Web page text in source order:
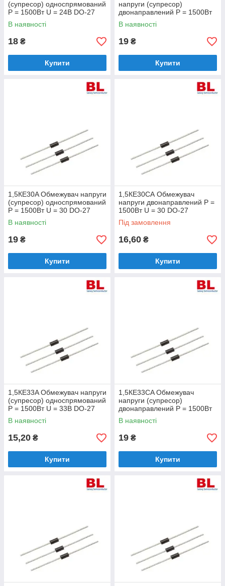
(супресор) односпрямований
Р = 1500Вт U = 24В DO-27
В наявності
18 ₴
Купити
напруги (супресор)
двонаправлений Р = 1500Вт
U = 24В DO-27
В наявності
19 ₴
Купити
1,5КЕ30A Обмежувач напруги
(супресор) односпрямований
Р = 1500Вт U = 30 DO-27
В наявності
19 ₴
Купити
1,5КЕ30СА Обмежувач
напруги двонаправлений Р =
1500Вт U = 30 DO-27
Під замовлення
16,60 ₴
Купити
1,5КЕ33A Обмежувач напруги
(супресор) односпрямований
Р = 1500Вт U = 33В DO-27
В наявності
15,20 ₴
Купити
1,5КЕ33СA Обмежувач
напруги (супресор)
двонаправлений Р = 1500Вт
U = 33В DO-27
В наявності
19 ₴
Купити